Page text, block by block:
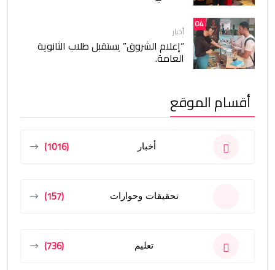
04
أخبار
“إعلام الشروق” يستقبل طلاب الثانوية
العامة.
أقسام الموقع
أخبار (1016)
تحقيقات وحوارات (157)
تعليم (736)